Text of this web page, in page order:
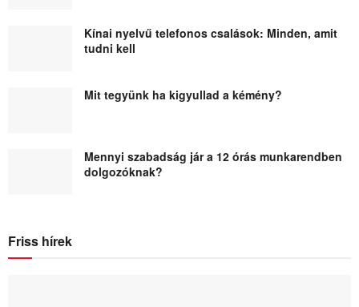
Kínai nyelvű telefonos csalások: Minden, amit
tudni kell
Mit tegyünk ha kigyullad a kémény?
Mennyi szabadság jár a 12 órás munkarendben
dolgozóknak?
Friss hírek